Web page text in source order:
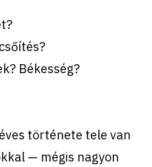
Békesség?
története tele van
— mégis nagyon